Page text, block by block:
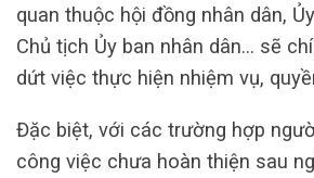
quan thuộc hội đồng nhân dân,
Chủ tịch Ủy ban nhân dân… sẽ
dứt việc thực hiện nhiệm vụ,
Đặc biệt, với các trường hợp
công việc chưa hoàn thiện sau